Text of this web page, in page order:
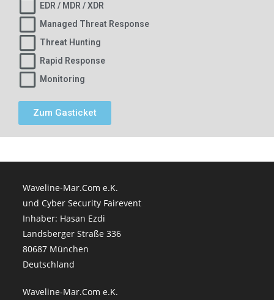
EDR / MDR / XDR
Managed Threat Response
Threat Hunting
Rapid Response
Monitoring
Zum Gasticket
Waveline-Mar.Com e.K.
und Cyber Security Fairevent
Inhaber: Hasan Ezdi
Landsberger Straße 336
80687 München
Deutschland
Waveline-Mar.Com e.K.